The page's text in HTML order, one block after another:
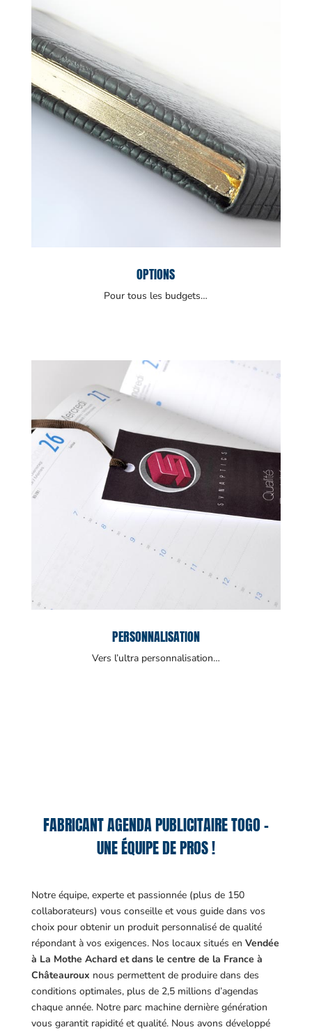
OPTIONS
Pour tous les budgets…
PERSONNALISATION
Vers l’ultra personnalisation…
FABRICANT AGENDA PUBLICITAIRE TOGO –
UNE ÉQUIPE DE PROS !
Notre équipe, experte et passionnée (plus de 150
collaborateurs) vous conseille et vous guide dans vos
choix pour obtenir un produit personnalisé de qualité
répondant à vos exigences. Nos locaux situés en Vendée
à La Mothe Achard et dans le centre de la France à
Châteauroux nous permettent de produire dans des
conditions optimales, plus de 2,5 millions d’agendas
chaque année. Notre parc machine dernière génération
vous garantit rapidité et qualité. Nous avons développé